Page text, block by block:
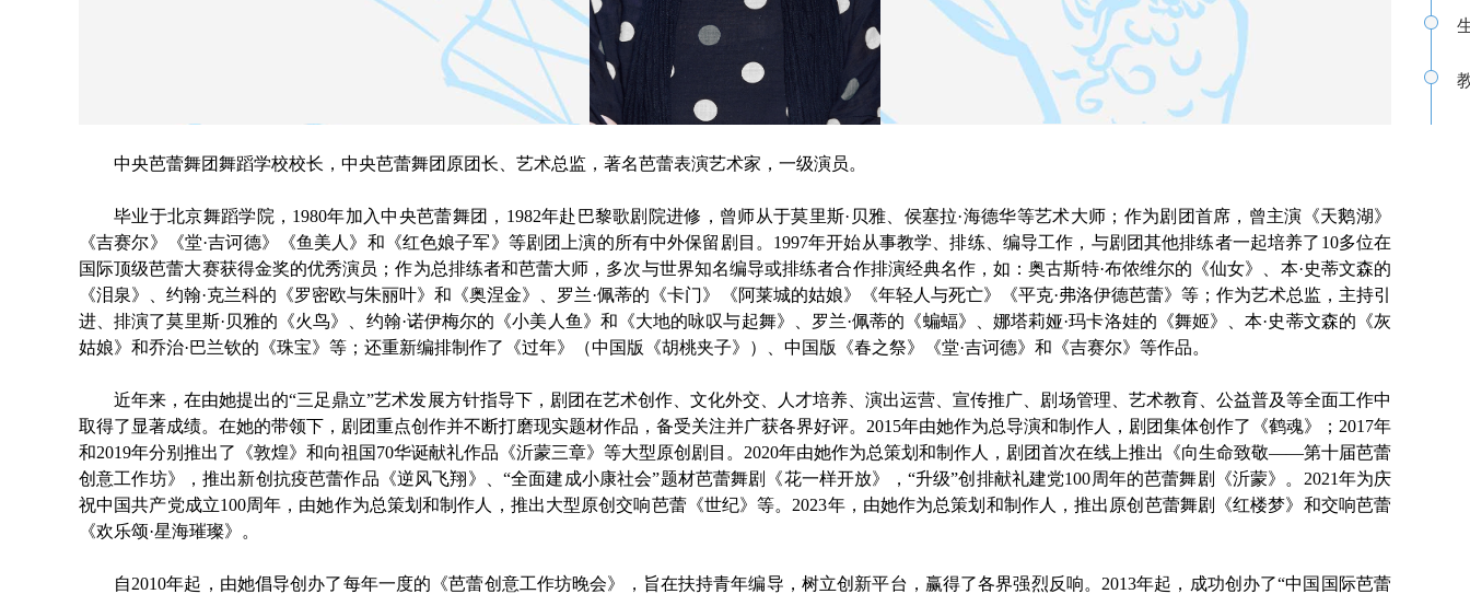
中央芭蕾舞团舞蹈学校校长，中央芭蕾舞团原团长、艺术总监，著名芭蕾表演艺术家，一级演员。
毕业于北京舞蹈学院，1980年加入中央芭蕾舞团，1982年赴巴黎歌剧院进修，曾师从于莫里斯·贝雅、侯塞拉·海德华等艺术大师；作为剧团首席，曾主演《天鹅湖》
《吉赛尔》《堂·吉诃德》《鱼美人》和《红色娘子军》等剧团上演的所有中外保留剧目。1997年开始从事教学、排练、编导工作，与剧团其他排练者一起培养了10多位在
国际顶级芭蕾大赛获得金奖的优秀演员；作为总排练者和芭蕾大师，多次与世界知名编导或排练者合作排演经典名作，如：奥古斯特·布侬维尔的《仙女》、本·史蒂文森的
《泪泉》、约翰·克兰科的《罗密欧与朱丽叶》和《奥涅金》、罗兰·佩蒂的《卡门》《阿莱城的姑娘》《年轻人与死亡》《平克·弗洛伊德芭蕾》等；作为艺术总监，主持引
进、排演了莫里斯·贝雅的《火鸟》、约翰·诺伊梅尔的《小美人鱼》和《大地的咏叹与起舞》、罗兰·佩蒂的《蝙蝠》、娜塔莉娅·玛卡洛娃的《舞姬》、本·史蒂文森的《灰
姑娘》和乔治·巴兰钦的《珠宝》等；还重新编排制作了《过年》（中国版《胡桃夹子》）、中国版《春之祭》《堂·吉诃德》和《吉赛尔》等作品。
近年来，在由她提出的“三足鼎立”艺术发展方针指导下，剧团在艺术创作、文化外交、人才培养、演出运营、宣传推广、剧场管理、艺术教育、公益普及等全面工作中
取得了显著成绩。在她的带领下，剧团重点创作并不断打磨现实题材作品，备受关注并广获各界好评。2015年由她作为总导演和制作人，剧团集体创作了《鹤魂》；2017年
和2019年分别推出了《敦煌》和向祖国70华诞献礼作品《沂蒙三章》等大型原创剧目。2020年由她作为总策划和制作人，剧团首次在线上推出《向生命致敬——第十届芭蕾
创意工作坊》，推出新创抗疫芭蕾作品《逆风飞翔》、“全面建成小康社会”题材芭蕾舞剧《花一样开放》，“升级”创排献礼建党100周年的芭蕾舞剧《沂蒙》。2021年为庆
祝中国共产党成立100周年，由她作为总策划和制作人，推出大型原创交响芭蕾《世纪》等。2023年，由她作为总策划和制作人，推出原创芭蕾舞剧《红楼梦》和交响芭蕾
《欢乐颂·星海璀璨》。
自2010年起，由她倡导创办了每年一度的《芭蕾创意工作坊晚会》，旨在扶持青年编导，树立创新平台，赢得了各界强烈反响。2013年起，成功创办了“中国国际芭蕾